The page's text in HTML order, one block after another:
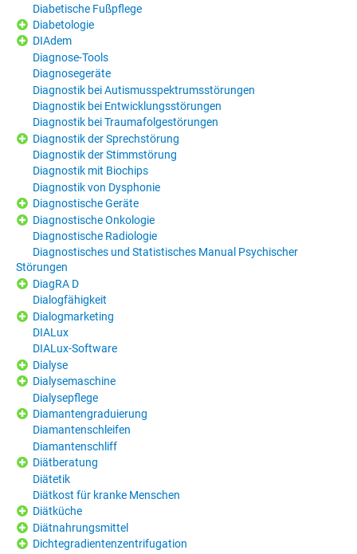
Diabetische Fußpflege
Diabetologie
DIAdem
Diagnose-Tools
Diagnosegeräte
Diagnostik bei Autismusspektrumsstörungen
Diagnostik bei Entwicklungsstörungen
Diagnostik bei Traumafolgestörungen
Diagnostik der Sprechstörung
Diagnostik der Stimmstörung
Diagnostik mit Biochips
Diagnostik von Dysphonie
Diagnostische Geräte
Diagnostische Onkologie
Diagnostische Radiologie
Diagnostisches und Statistisches Manual Psychischer
Störungen
DiagRA D
Dialogfähigkeit
Dialogmarketing
DIALux
DIALux-Software
Dialyse
Dialysemaschine
Dialysepflege
Diamantengraduierung
Diamantenschleifen
Diamantenschliff
Diätberatung
Diätetik
Diätkost für kranke Menschen
Diätküche
Diätnahrungsmittel
Dichtegradientenzentrifugation